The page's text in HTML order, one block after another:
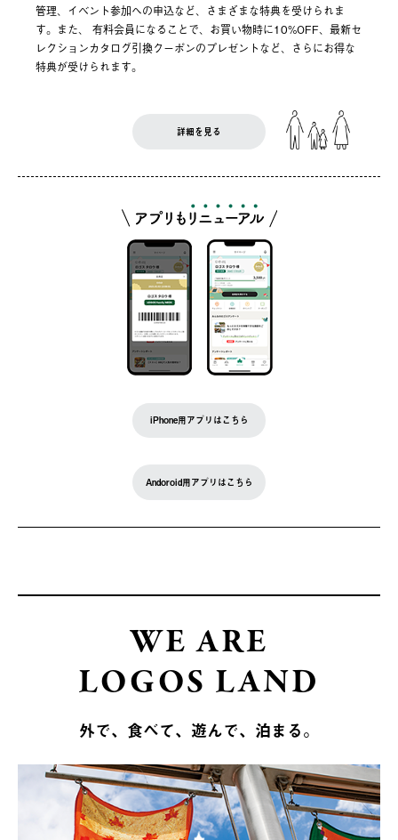
管理、イベント参加への申込など、さまざまな特典を受けられま
す。また、 有料会員になることで、お買い物時に10%OFF、最新セ
レクションカタログ引換クーポンのプレゼントなど、さらにお得な
特典が受けられます。
詳細を見る
iPhone用アプリはこちら
Andoroid用アプリはこちら
WE ARE
LOGOS LAND
外で、食べて、遊んで、泊まる。